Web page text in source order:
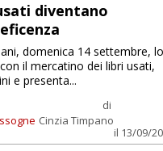
diventano
di
Cinzia Timpano
il 13/09/
domenica 14 settembre, lo
il mercatino dei libri usati,
e presenta...